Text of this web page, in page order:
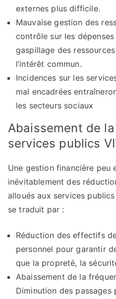
externes plus difficile.
Mauvaise gestion des
contrôle sur les
gaspillage des
l’intérêt commun.
Incidences sur les
mal encadrées
les secteurs sociaux
Abaissement de
services publics
Une gestion financière peu
inévitablement des
alloués aux services
se traduit par :
Réduction des effectifs
personnel pour garantir
que la propreté, la
Abaissement de la
Diminution des